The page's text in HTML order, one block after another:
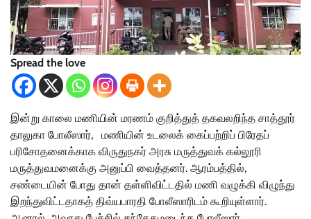
Spread the love
இன்று காலை மணியின் மரணம் குறித்துத் தகவலறிந்த சாத்தூர்
தாலுகா போலீஸார், மணியின் உடலைக் கைப்பற்றிப் பிரேதப்
பரிசோதனைக்காக விருதுநகர் அரசு மருத்துவக் கல்லூரி
மருத்துவமனைக்கு அனுப்பி வைத்தனர். ஆரம்பத்தில்,
சண்டையின் போது தான் தள்ளிவிட்டதில் மணி வழுக்கி விழுந்து
இறந்துவிட்டதாகத் திவ்யபாரதி போலீஸாரிடம் கூறியுள்ளார்.